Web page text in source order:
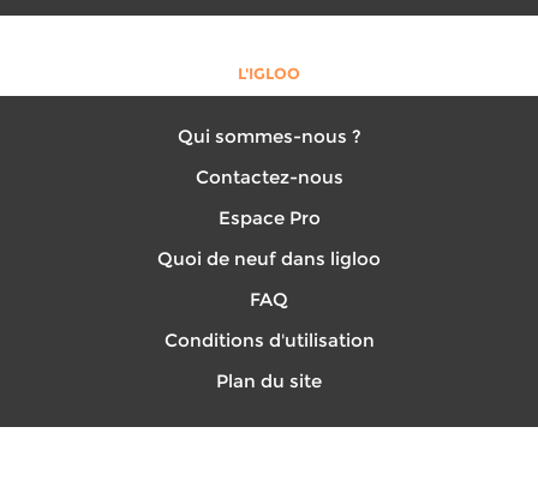
L'IGLOO
Qui sommes-nous ?
Contactez-nous
Espace Pro
Quoi de neuf dans ligloo
FAQ
Conditions d'utilisation
Plan du site